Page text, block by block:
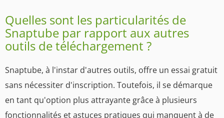
Quelles sont les particularités de
Snaptube par rapport aux autres
outils de téléchargement ?
Snaptube, à l'instar d'autres outils, offre un essai gratuit
sans nécessiter d'inscription. Toutefois, il se démarque
en tant qu'option plus attrayante grâce à plusieurs
fonctionnalités et astuces pratiques qui manquent à de